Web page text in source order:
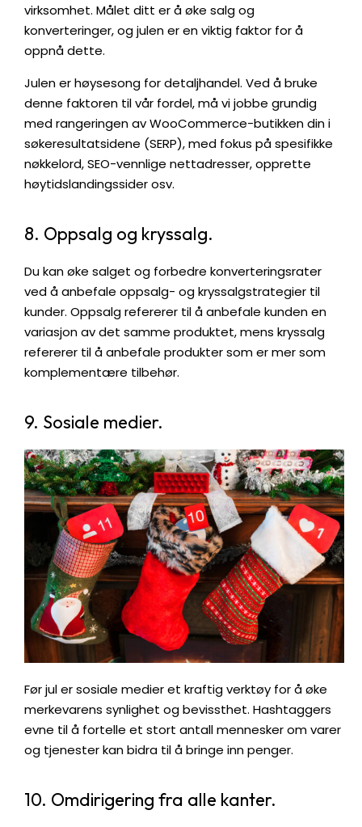
virksomhet. Målet ditt er å øke salg og
konverteringer, og julen er en viktig faktor for å
oppnå dette.
Julen er høysesong for detaljhandel. Ved å bruke
denne faktoren til vår fordel, må vi jobbe grundig
med rangeringen av WooCommerce-butikken din i
søkeresultatsidene (SERP), med fokus på spesifikke
nøkkelord, SEO-vennlige nettadresser, opprette
høytidslandingssider osv.
8. Oppsalg og kryssalg.
Du kan øke salget og forbedre konverteringsrater
ved å anbefale oppsalg- og kryssalgstrategier til
kunder. Oppsalg refererer til å anbefale kunden en
variasjon av det samme produktet, mens kryssalg
refererer til å anbefale produkter som er mer som
komplementære tilbehør.
9. Sosiale medier.
Før jul er sosiale medier et kraftig verktøy for å øke
merkevarens synlighet og bevissthet. Hashtaggers
evne til å fortelle et stort antall mennesker om varer
og tjenester kan bidra til å bringe inn penger.
10. Omdirigering fra alle kanter.